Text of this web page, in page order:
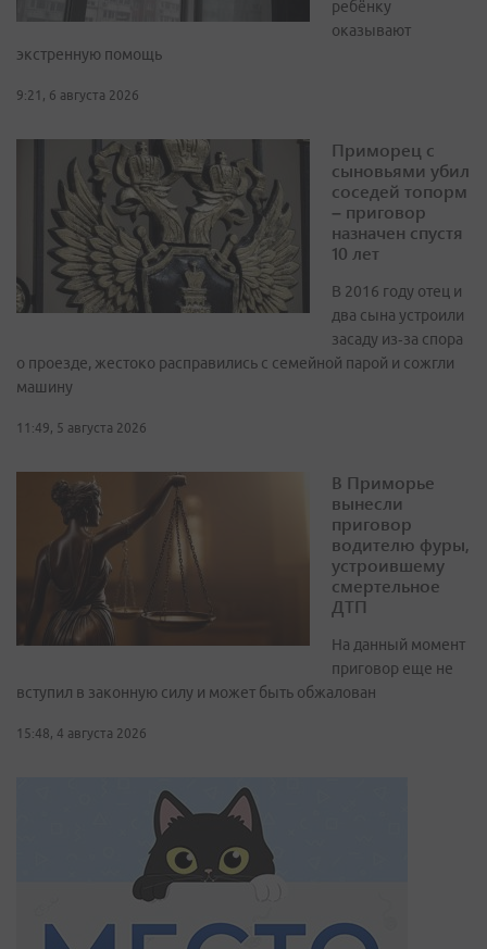
ребёнку
оказывают
экстренную помощь
9:21, 6 августа 2026
Приморец с
сыновьями убил
соседей топорм
– приговор
назначен спустя
10 лет
В 2016 году отец и
два сына устроили
засаду из‑за спора
о проезде, жестоко расправились с семейной парой и сожгли
машину
11:49, 5 августа 2026
В Приморье
вынесли
приговор
водителю фуры,
устроившему
смертельное
ДТП
На данный момент
приговор еще не
вступил в законную силу и может быть обжалован
15:48, 4 августа 2026